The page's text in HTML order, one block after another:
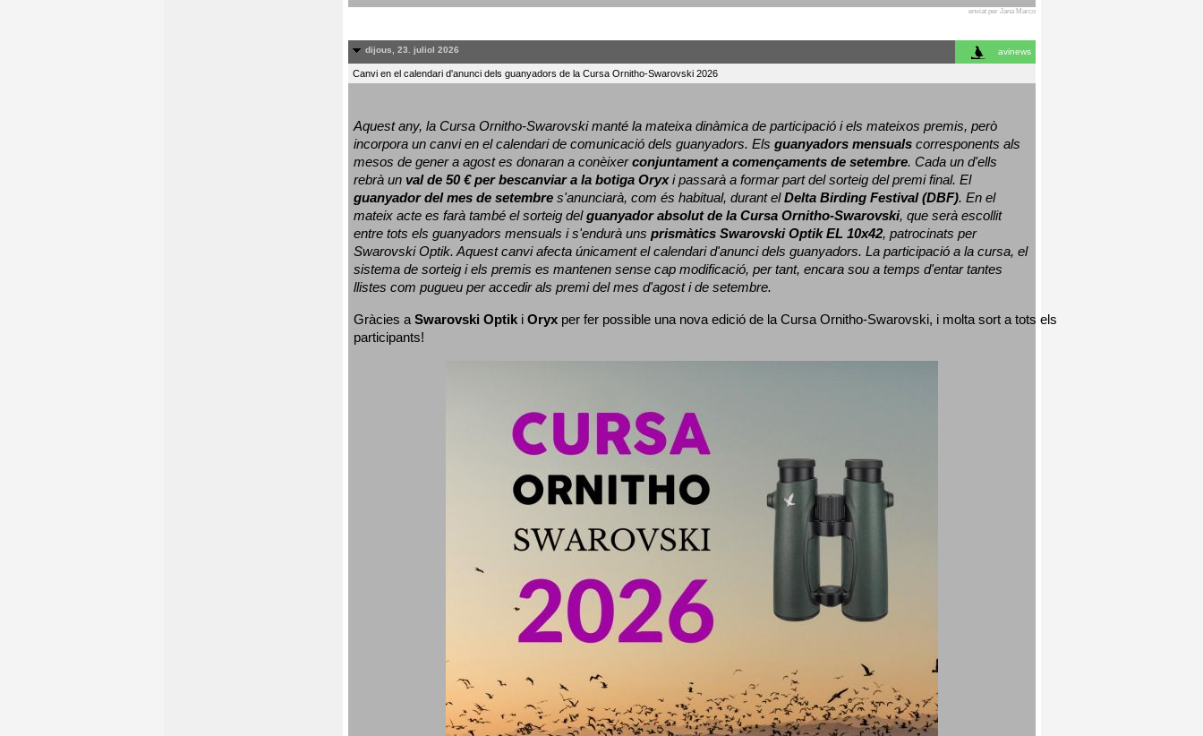
enviat per Jana Marco
dijous, 23. juliol 2026 avinews
Canvi en el calendari d'anunci dels guanyadors de la Cursa Ornitho-Swarovski 2026
Aquest any, la Cursa Ornitho-Swarovski manté la mateixa dinàmica de participació i els mateixos premis, però
incorpora un canvi en el calendari de comunicació dels guanyadors. Els guanyadors mensuals corresponents als
mesos de gener a agost es donaran a conèixer conjuntament a començaments de setembre. Cada un d'ells
rebrà un val de 50 € per bescanviar a la botiga Oryx i passarà a formar part del sorteig del premi final.
El
guanyador del mes de setembre s'anunciarà, com és habitual, durant el Delta Birding Festival (DBF). En el
mateix acte es farà també el sorteig del guanyador absolut de la Cursa Ornitho-Swarovski, que serà escollit
entre tots els guanyadors mensuals i s'endurà uns prismàtics Swarovski Optik EL 10x42, patrocinats per
Swarovski Optik. Aquest canvi afecta únicament el calendari d'anunci dels guanyadors. La participació a la cursa, el
sistema de sorteig i els premis es mantenen sense cap modificació, per tant, encara sou a temps d'entar tantes
llistes com pugueu per accedir als premi del mes d'agost i de setembre.
Gràcies a Swarovski Optik i Oryx per fer possible una nova edició de la Cursa Ornitho-Swarovski, i molta sort a tots els
participants!